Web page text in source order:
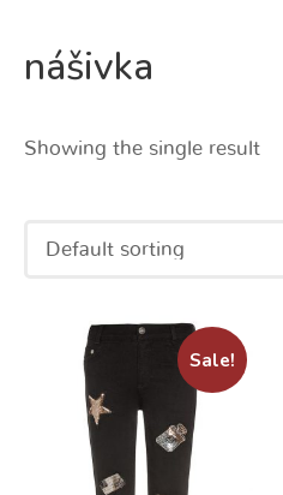
nášivka
Showing the single result
Sale!